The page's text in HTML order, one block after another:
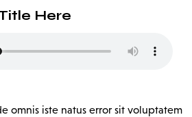
Here
omnis iste natus error sit voluptatem